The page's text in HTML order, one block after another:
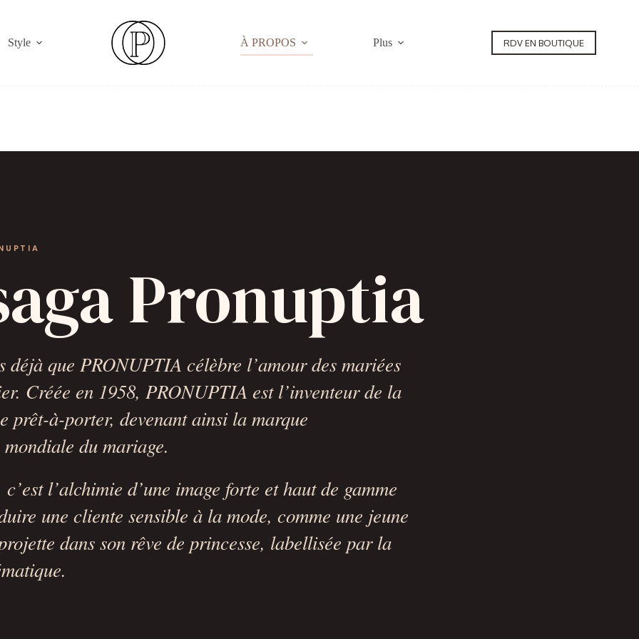
Style À PROPOS Plus RDV EN BOUTIQUE
Pronuptia
déjà que PRONUPTIA célèbre l’amour des mariées
Créée en 1958, PRONUPTIA est l’inventeur de la
prêt-à-porter, devenant ainsi la marque
du mariage.
l’alchimie d’une image forte et haut de gamme
une cliente sensible à la mode, comme une jeune
dans son rêve de princesse, labellisée par la